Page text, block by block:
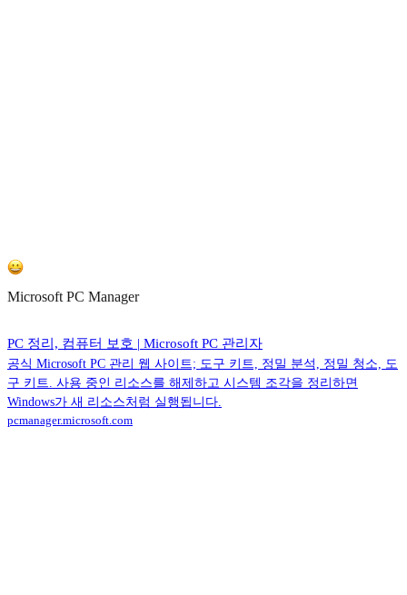
Microsoft PC Manager
PC 정리, 컴퓨터 보호 | Microsoft PC 관리자
공식 Microsoft PC 관리 웹 사이트; 도구 키트, 정밀 분석, 정밀 청소, 도
구 키트. 사용 중인 리소스를 해제하고 시스템 조각을 정리하면
Windows가 새 리소스처럼 실행됩니다.
pcmanager.microsoft.com